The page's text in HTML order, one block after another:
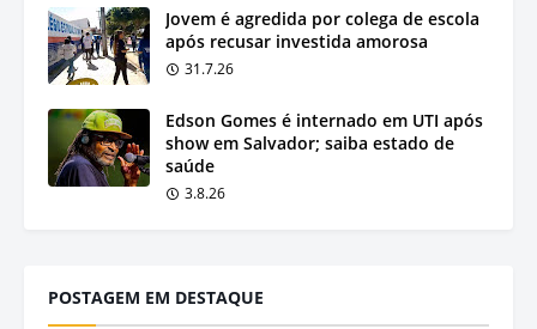
Jovem é agredida por colega de escola
após recusar investida amorosa
31.7.26
Edson Gomes é internado em UTI após
show em Salvador; saiba estado de
saúde
3.8.26
POSTAGEM EM DESTAQUE